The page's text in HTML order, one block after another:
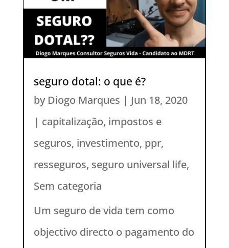
seguro dotal: o que é?
by Diogo Marques | Jun 18, 2020
| capitalização, impostos e
seguros, investimento, ppr,
resseguros, seguro universal life,
Sem categoria
Um seguro de vida tem como
objectivo directo o pagamento do